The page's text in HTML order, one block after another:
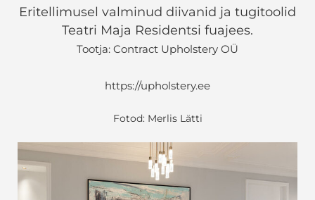
Eritellimusel valminud diivanid ja tugitoolid
Teatri Maja Residentsi fuajees.
Tootja: Contract Upholstery OÜ
https://upholstery.ee
Fotod: Merlis Lätti